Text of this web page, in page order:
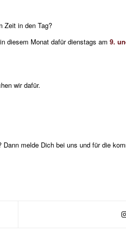
Zeit in den Tag?
diesem Monat dafür dienstags am 9.
wir dafür.
melde Dich bei uns und für die